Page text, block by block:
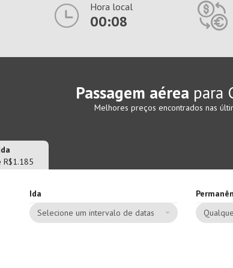
Hora local
00:08
Passagem aérea para
Melhores preços encontrados nas
R$1.185
Ida
Selecione um intervalo de datas